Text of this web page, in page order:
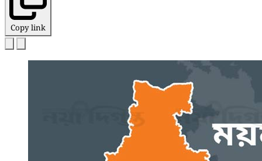
Copy link